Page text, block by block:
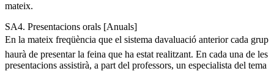
mateix.
SA4. Presentacions orals [Anuals]
En la mateix freqüència que el sistema davaluació anterior cada grup
haurà de presentar la feina que ha estat realitzant. En cada una de les
presentacions assistirà, a part del professors, un especialista del tema